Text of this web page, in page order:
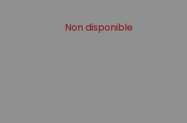
Non disponible